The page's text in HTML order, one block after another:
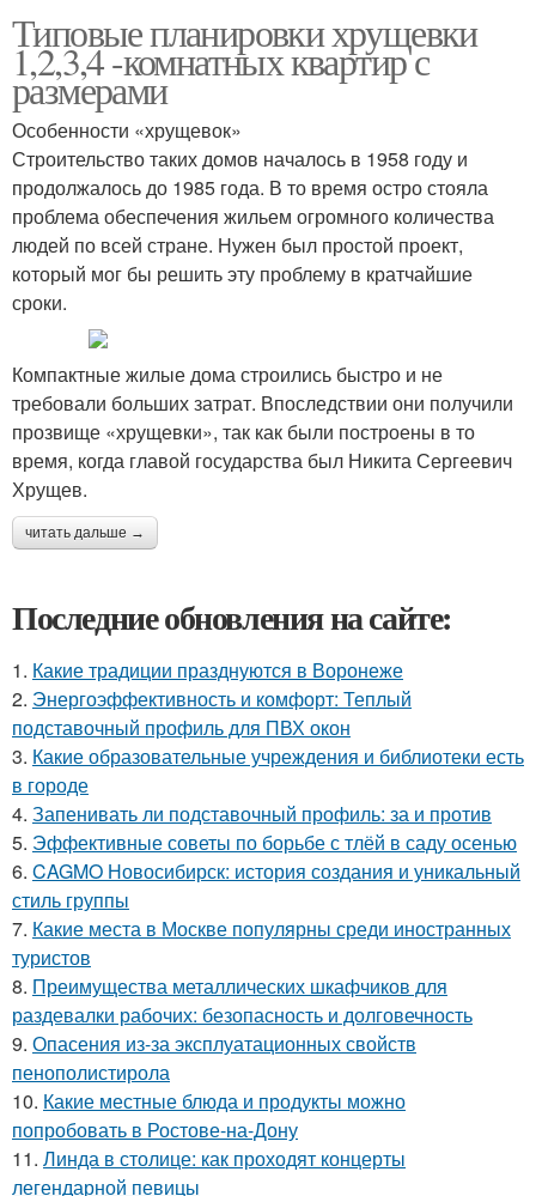
Типовые планировки хрущевки
1,2,3,4 -комнатных квартир с
размерами
Особенности «хрущевок»
Строительство таких домов началось в 1958 году и
продолжалось до 1985 года. В то время остро стояла
проблема обеспечения жильем огромного количества
людей по всей стране. Нужен был простой проект,
который мог бы решить эту проблему в кратчайшие
сроки.
Компактные жилые дома строились быстро и не
требовали больших затрат. Впоследствии они получили
прозвище «хрущевки», так как были построены в то
время, когда главой государства был Никита Сергеевич
Хрущев.
читать дальше →
Последние обновления на сайте:
1. Какие традиции празднуются в Воронеже
2. Энергоэффективность и комфорт: Теплый
подставочный профиль для ПВХ окон
3. Какие образовательные учреждения и библиотеки есть
в городе
4. Запенивать ли подставочный профиль: за и против
5. Эффективные советы по борьбе с тлёй в саду осенью
6. CAGMO Новосибирск: история создания и уникальный
стиль группы
7. Какие места в Москве популярны среди иностранных
туристов
8. Преимущества металлических шкафчиков для
раздевалки рабочих: безопасность и долговечность
9. Опасения из-за эксплуатационных свойств
пенополистирола
10. Какие местные блюда и продукты можно
попробовать в Ростове-на-Дону
11. Линда в столице: как проходят концерты
легендарной певицы